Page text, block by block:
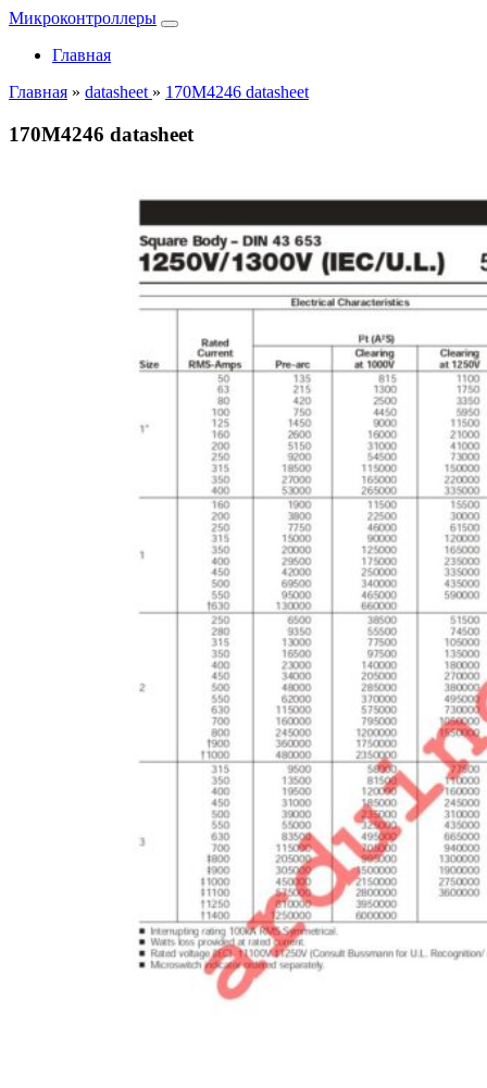
Микроконтроллеры
Главная
Главная » datasheet » 170M4246 datasheet
170M4246 datasheet